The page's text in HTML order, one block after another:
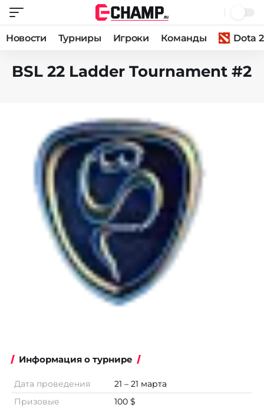
Новости Турниры Игроки Команды Dota 2
BSL 22 Ladder Tournament #2
Информация о турнире
Дата проведения
21 – 21 марта
Призовые
100 $